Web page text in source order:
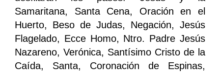
Samaritana, Santa Cena, Oración en el
Huerto, Beso de Judas, Negación, Jesús
Flagelado, Ecce Homo, Ntro. Padre Jesús
Nazareno, Verónica, Santísimo Cristo de la
Caída, Santa, Coronación de Espinas,